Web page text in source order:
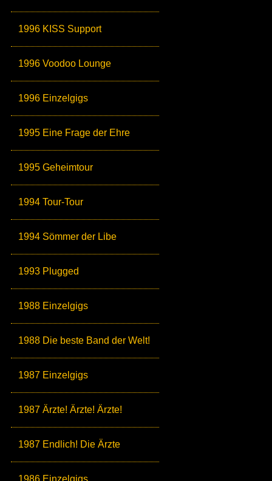
1996 KISS Support
1996 Voodoo Lounge
1996 Einzelgigs
1995 Eine Frage der Ehre
1995 Geheimtour
1994 Tour-Tour
1994 Sömmer der Libe
1993 Plugged
1988 Einzelgigs
1988 Die beste Band der Welt!
1987 Einzelgigs
1987 Ärzte! Ärzte! Ärzte!
1987 Endlich! Die Ärzte
1986 Einzelgigs